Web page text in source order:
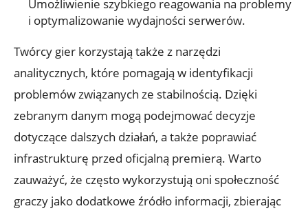
Umożliwienie szybkiego ⁤reagowania na problemy
i optymalizowanie ​wydajności serwerów.
Twórcy gier korzystają także z narzędzi
analitycznych, które pomagają ⁣w identyfikacji
problemów związanych ‌ze stabilnością. Dzięki⁢
zebranym danym mogą podejmować decyzje
dotyczące dalszych działań, a także poprawiać
infrastrukturę przed ⁤oficjalną premierą. Warto
zauważyć,⁣ że często‌ wykorzystują⁢ oni⁣ społeczność
graczy jako dodatkowe źródło informacji, zbierając